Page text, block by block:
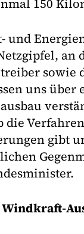
150
und
an
sowie
uns über
gibt